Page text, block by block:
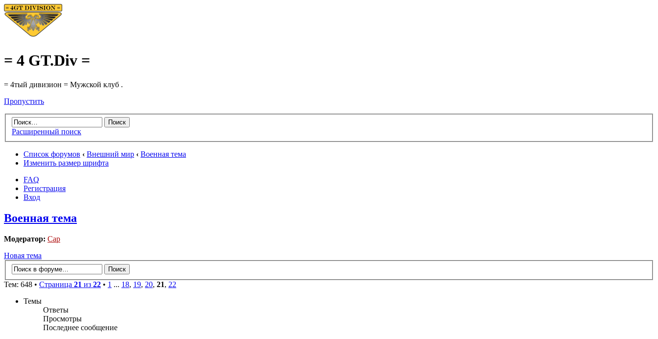
= 4 GT.Div =
= 4тый дивизион = Мужской клуб .
Пропустить
Расширенный поиск
Список форумов ‹ Внешний мир ‹ Военная тема
Изменить размер шрифта
FAQ
Регистрация
Вход
Военная тема
Модератор: Cap
Новая тема
Тем: 648 • Страница 21 из 22 • 1 ... 18, 19, 20, 21, 22
Темы
Ответы
Просмотры
Последнее сообщение